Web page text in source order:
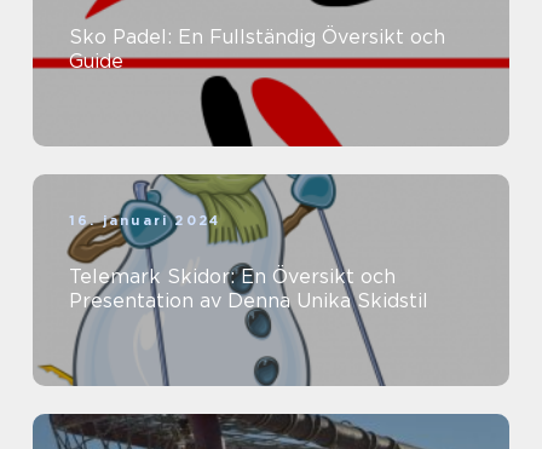
Sko Padel: En Fullständig Översikt och
Guide
16. januari 2024
Telemark Skidor: En Översikt och
Presentation av Denna Unika Skidstil